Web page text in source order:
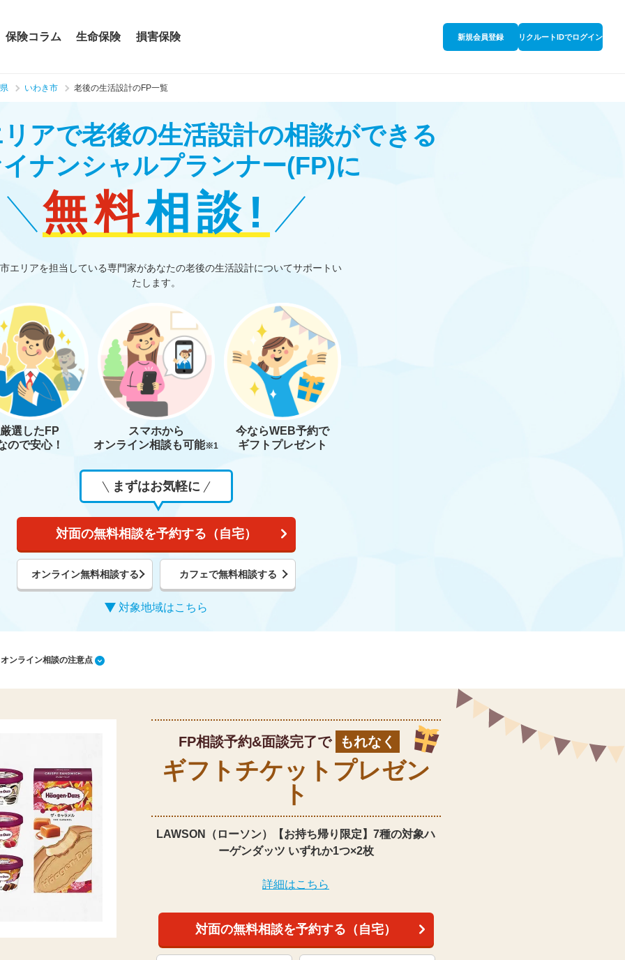
保険コラム 生命保険 損害保険 新規会員登録 リクルートIDでログイン
いわき市 老後の生活設計のFP一覧
アで老後の生活設計の相談ができる
ナンシャルプランナー(FP)に
無料相談!
エリアを担当している専門家があなたの老後の生活設計についてサポートい
たします。
厳選したFP
ので安心！
スマホから
オンライン相談も可能※1
今ならWEB予約で
ギフトプレゼント
まずはお気軽に
対面の無料相談を予約する（自宅）
オンライン無料相談する カフェで無料相談する
対象地域はこちら
ンライン相談の注意点
FP相談予約&面談完了で もれなく
ギフトチケット プレゼン
ト
LAWSON（ローソン）【お持ち帰り限定】 7種の対象ハ
ーゲンダッツ いずれか1つ×2枚
詳細はこちら
対面の無料相談を予約する（自宅）